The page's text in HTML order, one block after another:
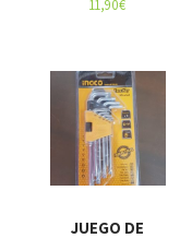
11,90€
JUEGO DE